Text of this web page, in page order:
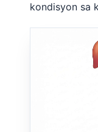
kondisyon sa